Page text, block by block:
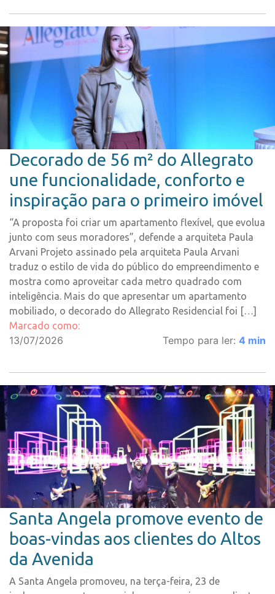
Decorado de 56 m² do Allegrato
une funcionalidade, conforto e
inspiração para o primeiro imóvel
“A proposta foi criar um apartamento flexível, que evolua
junto com seus moradores”, defende a arquiteta Paula
Arvani Projeto assinado pela arquiteta Paula Arvani
traduz o estilo de vida do público do empreendimento e
mostra como aproveitar cada metro quadrado com
inteligência. Mais do que apresentar um apartamento
mobiliado, o decorado do Allegrato Residencial foi […]
Marcado como:
13/07/2026 Tempo para ler: 4 min
Santa Angela promove evento de
boas-vindas aos clientes do Altos
da Avenida
A Santa Angela promoveu, na terça-feira, 23 de